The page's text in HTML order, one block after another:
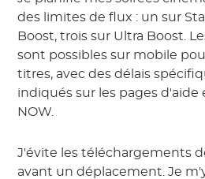
des limites de flux : un sur
Boost, trois sur Ultra Boost.
sont possibles sur mobile
titres, avec des délais
indiqués sur les pages
NOW.
J'évite les téléchargements
avant un déplacement. Je